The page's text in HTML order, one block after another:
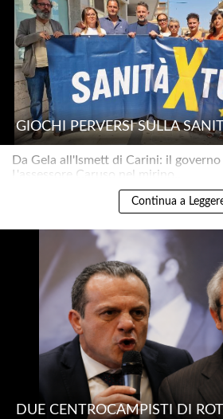
GIOCHI PERVERSI SULLA
Da Gela all'Ismett di Carini: il
L'assessore Caruso nel mirino..
Continua a
DUE CENTROCAMPISTI DI